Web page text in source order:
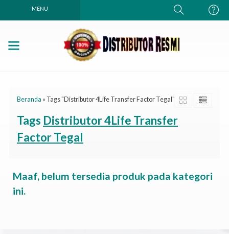
MENU
Beranda » Tags "Distributor 4Life Transfer Factor Tegal"
Tags Distributor 4Life Transfer
Factor Tegal
Maaf, belum tersedia produk pada kategori
ini.